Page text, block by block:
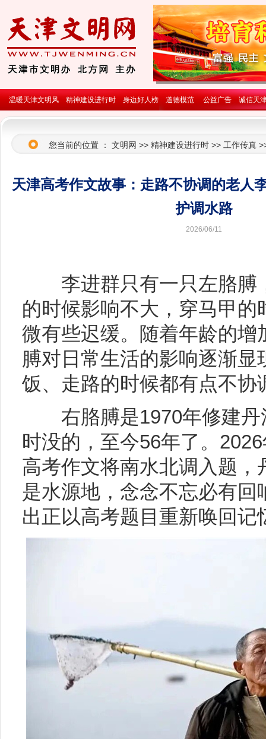
温暖天津文明风 精神建设进行时 身边好人榜 道德模范 公益广告 诚信天
您当前的位置 ： 文明网 >> 精神建设进行时 >> 工作传真
天津高考作文故事：走路不协调的老人
护调水路
2026/06/11
李进群只有一只左胳膊
的时候影响不大，穿马甲的
微有些迟缓。随着年龄的增
膊对日常生活的影响逐渐显
饭、走路的时候都有点不协
右胳膊是1970年修建丹
时没的，至今56年了。
高考作文将南水北调入题，
是水源地，念念不忘必有回
出正以高考题目重新唤回记